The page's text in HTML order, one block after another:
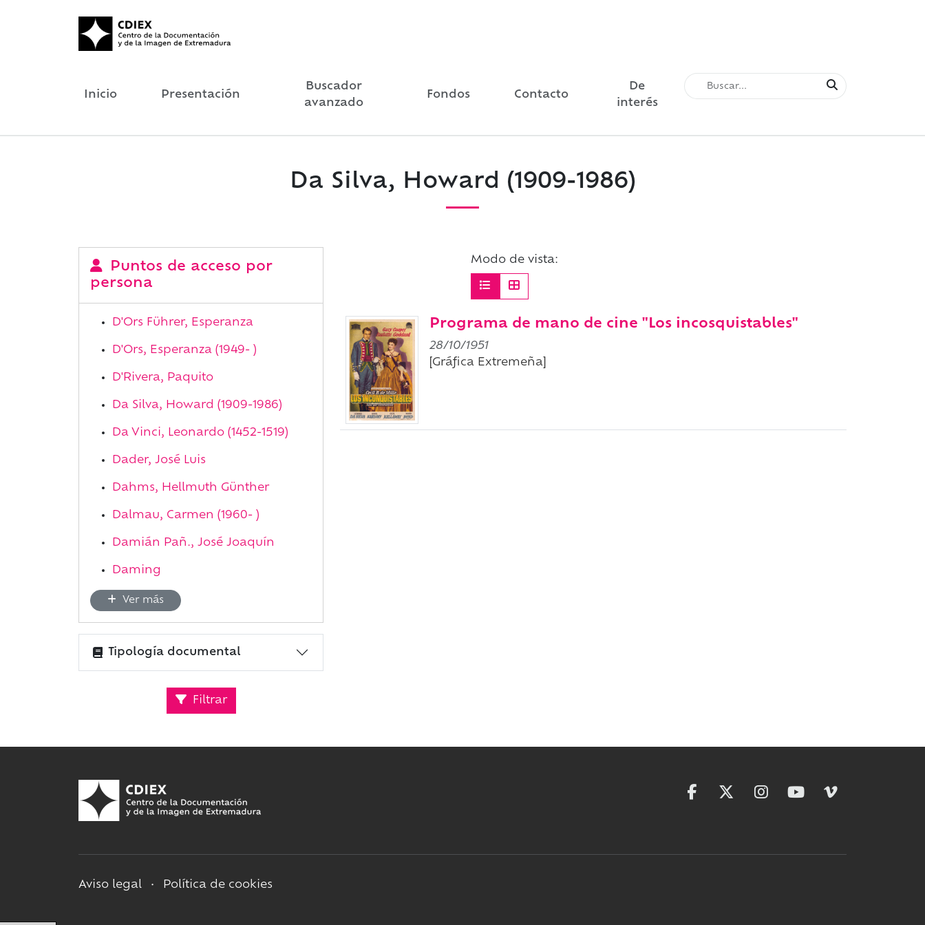
Inicio Presentación
Buscador
avanzado
Fondos Contacto
De
interés
Da Silva, Howard (1909-1986)
Puntos de acceso por
persona
D'Ors Führer, Esperanza
D'Ors, Esperanza (1949- )
D'Rivera, Paquito
Da Silva, Howard (1909-1986)
Da Vinci, Leonardo (1452-1519)
Dader, José Luis
Dahms, Hellmuth Günther
Dalmau, Carmen (1960- )
Damián Pañ., José Joaquín
Daming
Ver más
Tipología documental
Filtrar
Modo de vista:
Programa de mano de cine "Los incosquistables"
28/10/1951
[Gráfica Extremeña]
Aviso legal • Política de cookies